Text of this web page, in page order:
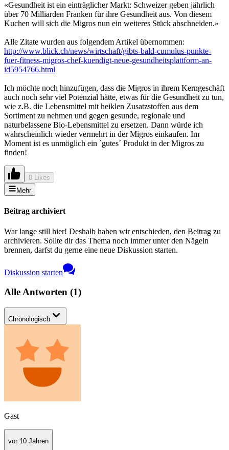
«Gesundheit ist ein einträglicher Markt: Schweizer geben jährlich
über 70 Milliarden Franken für ihre Gesundheit aus. Von diesem
Kuchen will sich die Migros nun ein weiteres Stück abschneiden.»
Alle Zitate wurden aus folgendem Artikel übernommen:
http://www.blick.ch/news/wirtschaft/gibts-bald-cumulus-punkte-
fuer-fitness-migros-chef-kuendigt-neue-gesundheitsplattform-an-
id5954766.html
Ich möchte noch hinzufügen, dass die Migros in ihrem Kerngeschäft
auch noch sehr viel Potenzial hätte, etwas für die Gesundheit zu tun,
wie z.B. die Lebensmittel mit heiklen Zusatzstoffen aus dem
Sortiment zu nehmen und gegen gesunde, regionale und
naturbelassene Bio-Lebensmittel zu ersetzen. Dann würde ich
wahrscheinlich wieder vermehrt in der Migros einkaufen. Im
Moment ist es unmöglich ein ´gutes´ Produkt in der Migros zu
finden!
0 Likes
Mehr
Beitrag archiviert
War lange still hier! Deshalb haben wir entschieden, den Beitrag zu
archivieren. Sollte dir das Thema noch immer unter den Nägeln
brennen, darfst du gerne eine neue Diskussion starten.
Diskussion starten
Alle Antworten (1)
Chronologisch
Gast
vor 10 Jahren